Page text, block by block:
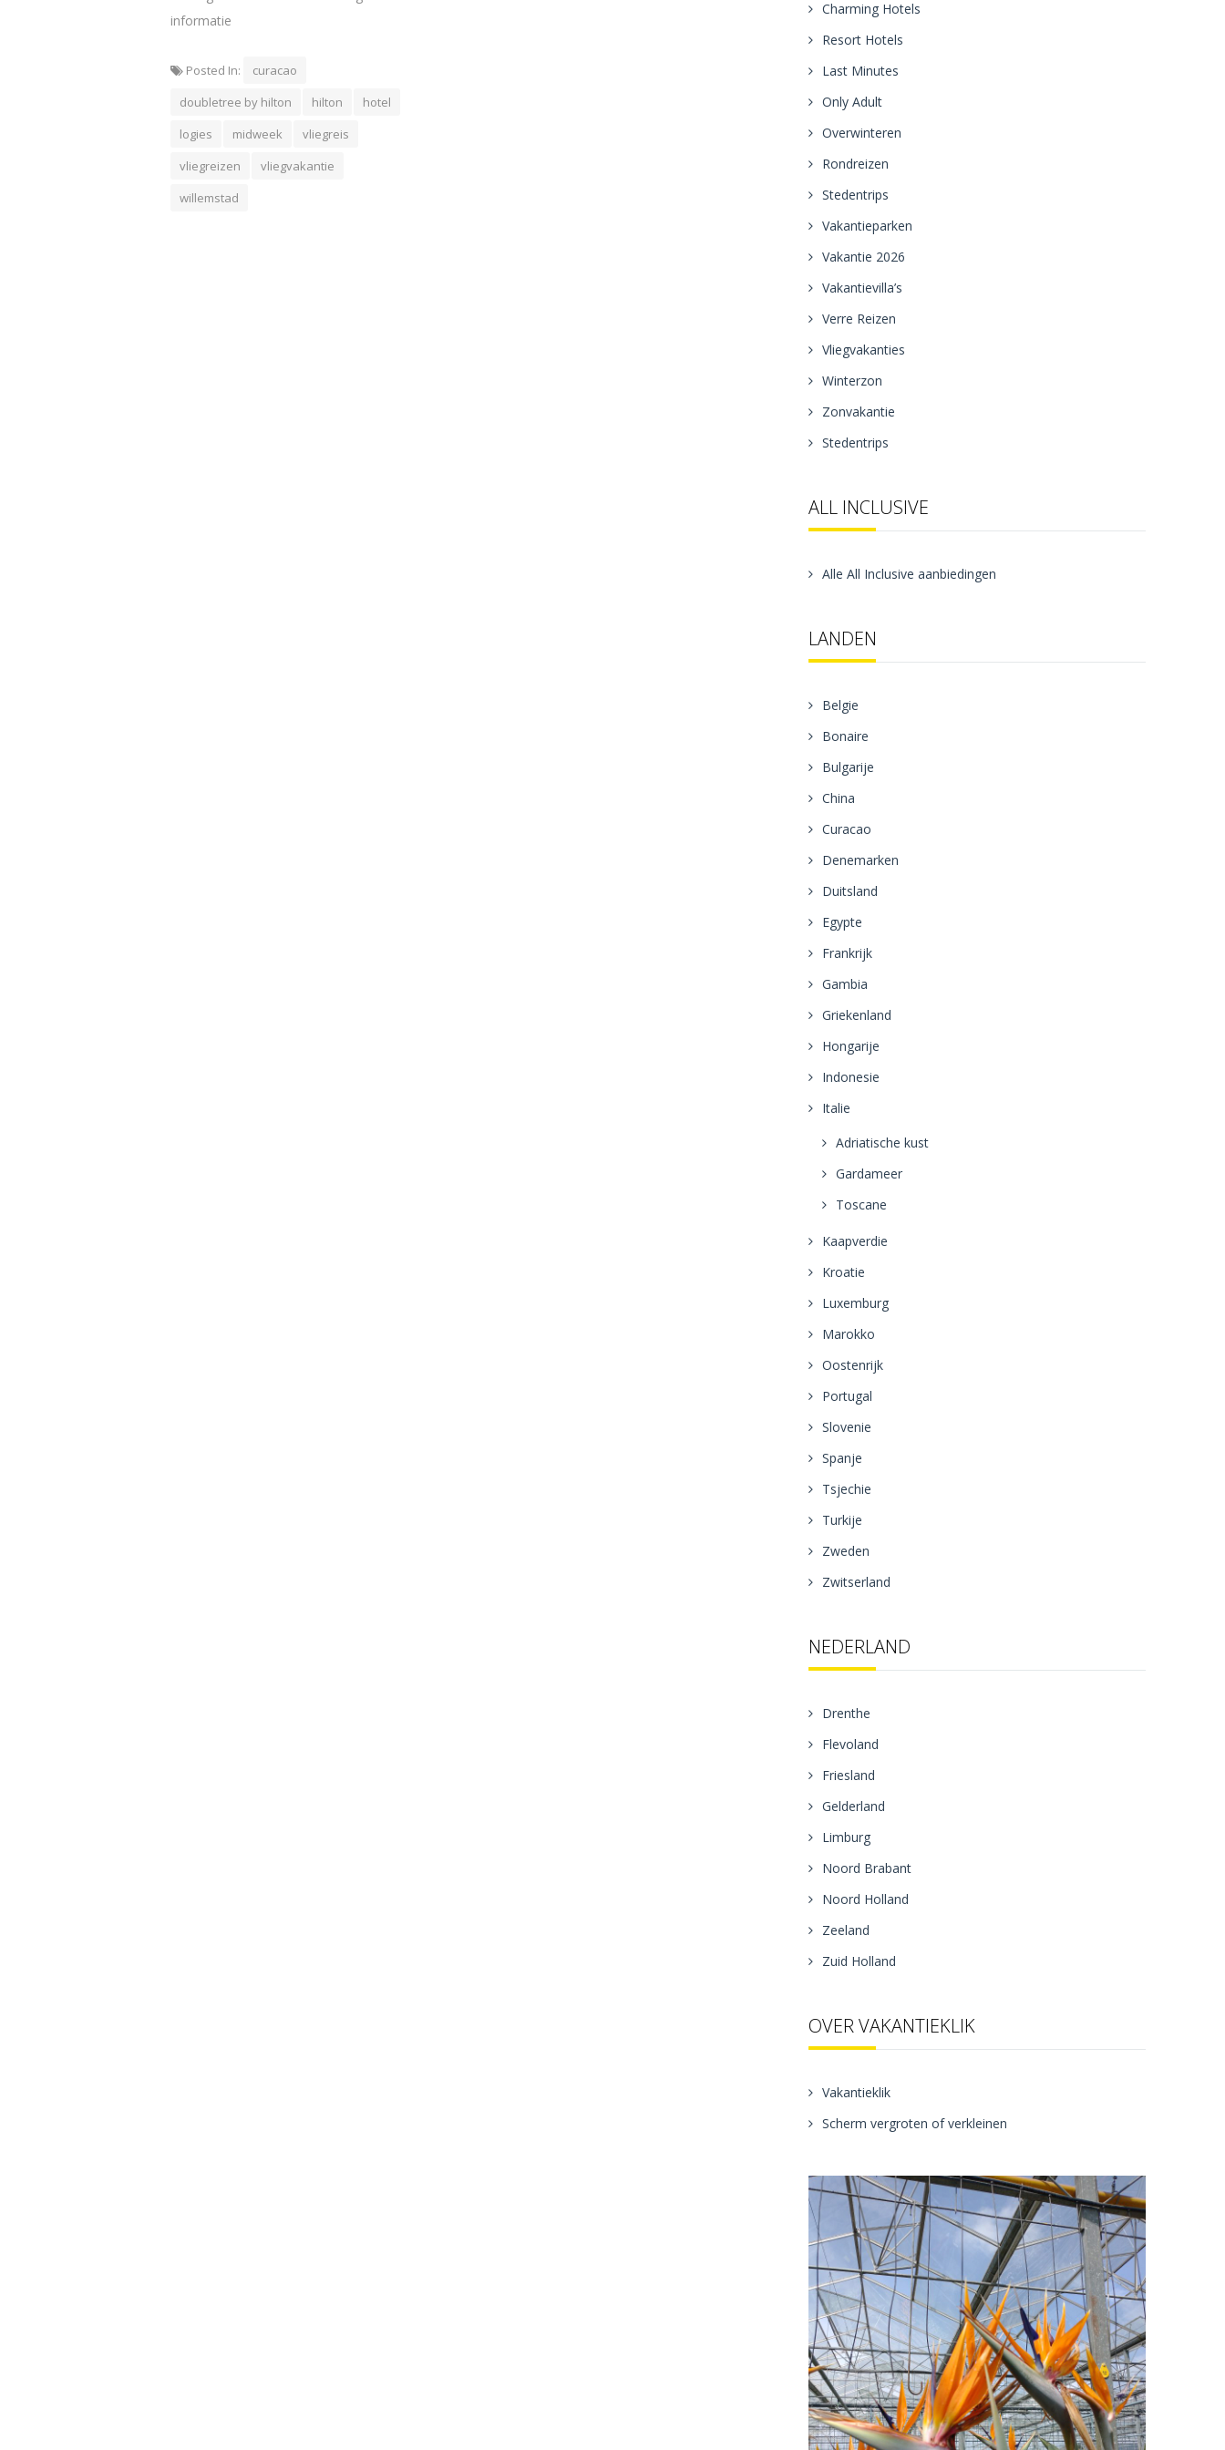
informatie
Posted In:
curacao
doubletree by hilton
hilton
hotel
logies
midweek
vliegreis
vliegreizen
vliegvakantie
willemstad
Charming Hotels
Resort Hotels
Last Minutes
Only Adult
Overwinteren
Rondreizen
Stedentrips
Vakantieparken
Vakantie 2026
Vakantievilla’s
Verre Reizen
Vliegvakanties
Winterzon
Zonvakantie
Stedentrips
ALL INCLUSIVE
Alle All Inclusive aanbiedingen
LANDEN
Belgie
Bonaire
Bulgarije
China
Curacao
Denemarken
Duitsland
Egypte
Frankrijk
Gambia
Griekenland
Hongarije
Indonesie
Italie
Adriatische kust
Gardameer
Toscane
Kaapverdie
Kroatie
Luxemburg
Marokko
Oostenrijk
Portugal
Slovenie
Spanje
Tsjechie
Turkije
Zweden
Zwitserland
NEDERLAND
Drenthe
Flevoland
Friesland
Gelderland
Limburg
Noord Brabant
Noord Holland
Zeeland
Zuid Holland
OVER VAKANTIEKLIK
Vakantieklik
Scherm vergroten of verkleinen